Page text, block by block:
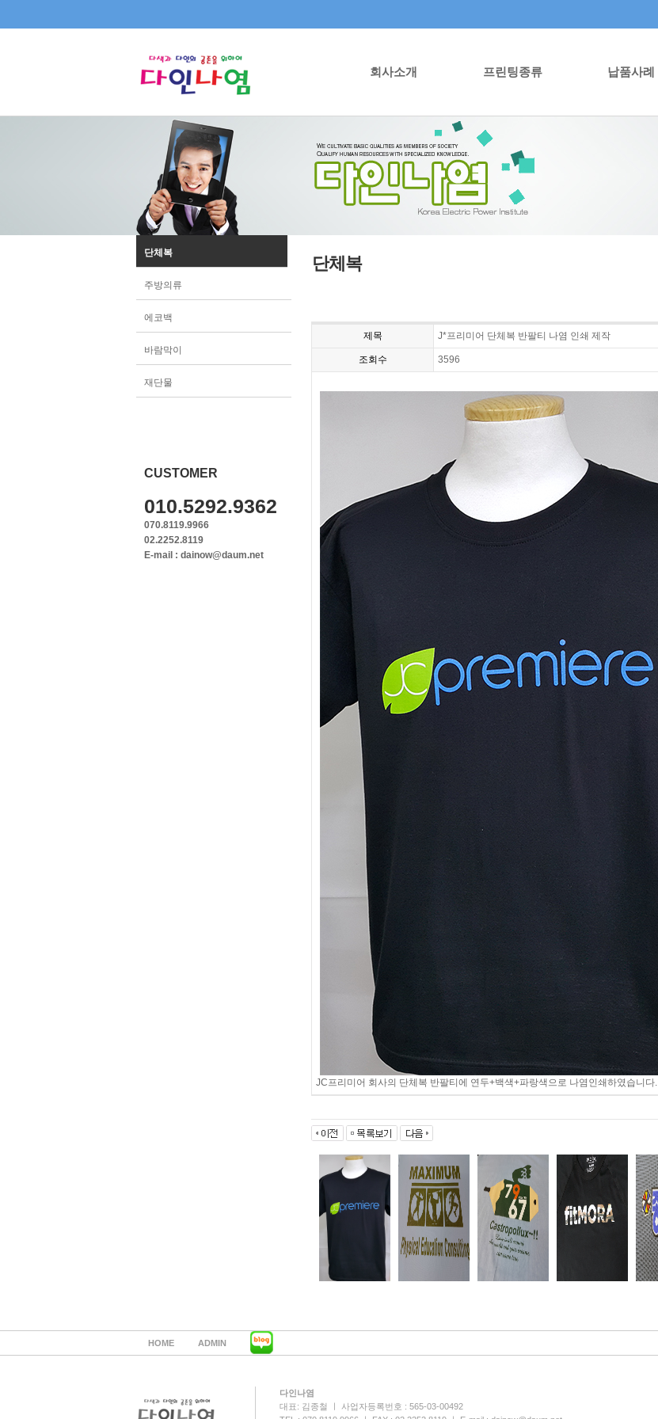
회사소개 프린팅종류 납품사례
단체복
주방의류
에코백
바람막이
재단물
CUSTOMER
010.5292.9362
070.8119.9966
02.2252.8119
E-mail : dainow@daum.net
단체복
제목 J*프리미어 단체복 반팔티 나염 인쇄 제작
조회수 3596
JC프리미어 회사의 단체복 반팔티에 연두+백색+파랑색으로 나염인쇄하였습니다.
HOME ADMIN
다인나염
대표: 김종철 ㅣ 사업자등록번호 : 565-03-00492